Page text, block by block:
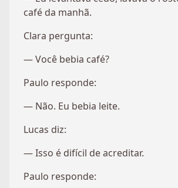
café da manhã.
Clara pergunta:
— Você bebia café?
Paulo responde:
— Não. Eu bebia leite.
Lucas diz:
— Isso é difícil de acreditar.
Paulo responde: